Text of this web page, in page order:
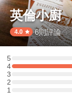
英倫小廚
4.0 ·6則評論
5
5 星：0 則評論
4
4 星：1 則評論
3
3 星：0 則評論
2
2 星：0 則評論
11 星：0 則評論